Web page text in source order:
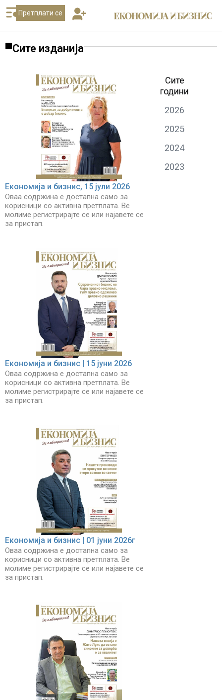
Претплати се
Сите изданија
Економија и бизнис, 15 јули 2026
Оваа содржина е достапна само за
корисници со активна претплата. Ве
молиме регистрирајте се или најавете се
за пристап.
Економија и бизнис | 15 јуни 2026
Оваа содржина е достапна само за
корисници со активна претплата. Ве
молиме регистрирајте се или најавете се
за пристап.
Економија и бизнис | 01 јуни 2026г
Оваа содржина е достапна само за
корисници со активна претплата. Ве
молиме регистрирајте се или најавете се
за пристап.
2026
2025
2024
2023
Сите
години